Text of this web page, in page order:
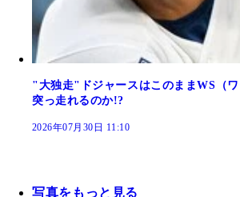
"大独走"ドジャースはこのままWS（
突っ走れるのか!?
2026年07月30日 11:10
写真をもっと見る